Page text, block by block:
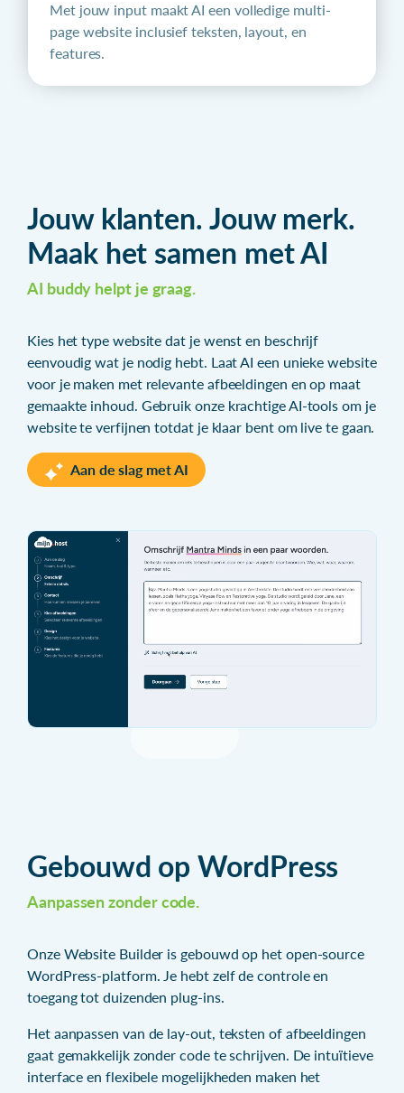
Met jouw input maakt AI een volledige multi-
page website inclusief teksten, layout, en
features.
Jouw klanten. Jouw merk.
Maak het samen met AI
AI buddy helpt je graag.
Kies het type website dat je wenst en beschrijf
eenvoudig wat je nodig hebt. Laat AI een unieke website
voor je maken met relevante afbeeldingen en op maat
gemaakte inhoud. Gebruik onze krachtige AI-tools om je
website te verfijnen totdat je klaar bent om live te gaan.
Aan de slag met AI
Gebouwd op WordPress
Aanpassen zonder code.
Onze Website Builder is gebouwd op het open-source
WordPress-platform. Je hebt zelf de controle en
toegang tot duizenden plug-ins.
Het aanpassen van de lay-out, teksten of afbeeldingen
gaat gemakkelijk zonder code te schrijven. De intuïtieve
interface en flexibele mogelijkheden maken het